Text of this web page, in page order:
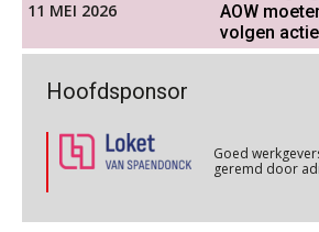
11 MEI 2026
AOW
volgen
Hoofdsponsor
Goed
geremd door
Goed
De kracht van
werkvloer
07
OKT
MOCuitgevers
OKT
MOCuitgevers
OKT
MOCuitgevers